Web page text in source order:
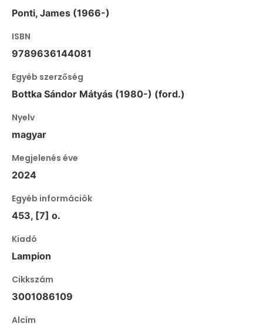
Ponti, James (1966-)
ISBN
9789636144081
Egyéb szerzőség
Bottka Sándor Mátyás (1980-) (ford.)
Nyelv
magyar
Megjelenés éve
2024
Egyéb információk
453, [7] o.
Kiadó
Lampion
Cikkszám
3001086109
Alcím